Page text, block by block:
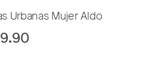
r
Urbanas Mujer Aldo